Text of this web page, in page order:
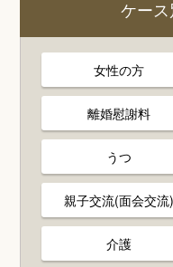
ケー
女性の方
離婚慰謝料
うつ
親子交流(面会交流)
介護